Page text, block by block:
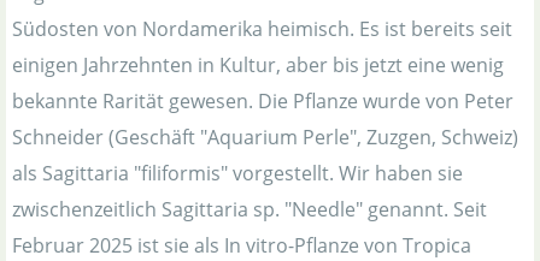
Südosten von Nordamerika heimisch. Es ist bereits seit
einigen Jahrzehnten in Kultur, aber bis jetzt eine wenig
bekannte Rarität gewesen. Die Pflanze wurde von Peter
Schneider (Geschäft "Aquarium Perle", Zuzgen, Schweiz)
als Sagittaria "filiformis" vorgestellt. Wir haben sie
zwischenzeitlich Sagittaria sp. "Needle" genannt. Seit
Februar 2025 ist sie als In vitro-Pflanze von Tropica